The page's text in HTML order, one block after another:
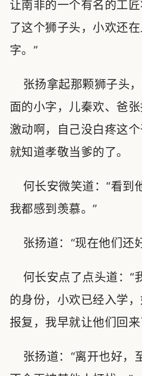
让南非的一个有名的工
了这个狮子头，小欢还
字。”
张扬拿起那颗狮子头
面的小字，儿秦欢、爸
激动啊，自己没白疼这
就知道孝敬当爹的了。
何长安微笑道：“看到
我都感到羡慕。”
张扬道：“现在他们还
何长安点了点头道：“
的身份，小欢已经入学
报复，我早就让他们回来
张扬道：“离开也好，